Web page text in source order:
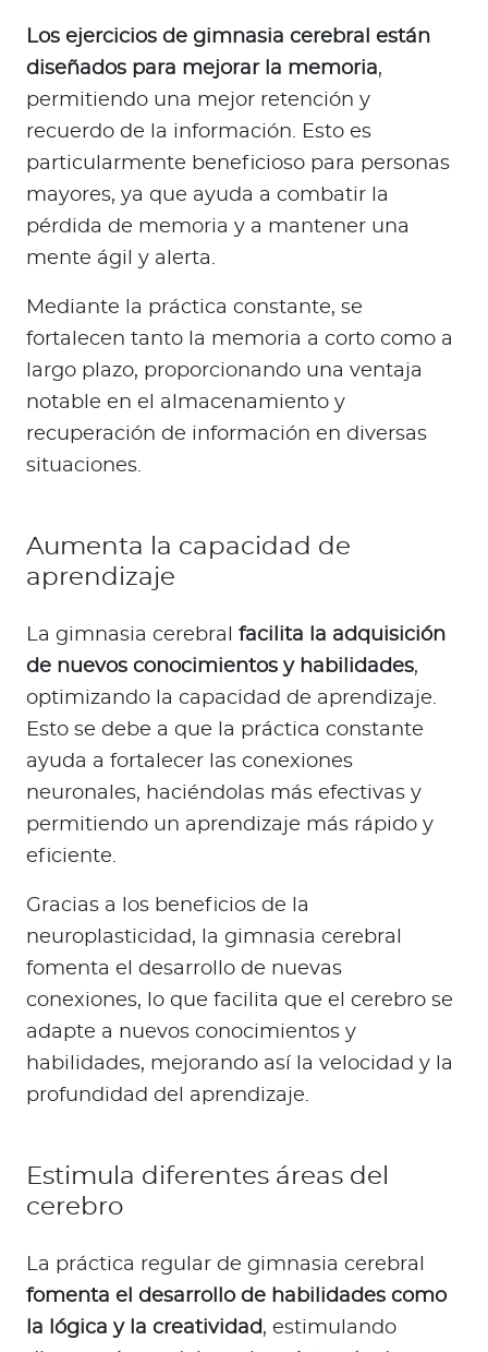
Los ejercicios de gimnasia cerebral están
diseñados para mejorar la memoria,
permitiendo una mejor retención y
recuerdo de la información. Esto es
particularmente beneficioso para personas
mayores, ya que ayuda a combatir la
pérdida de memoria y a mantener una
mente ágil y alerta.
Mediante la práctica constante, se
fortalecen tanto la memoria a corto como a
largo plazo, proporcionando una ventaja
notable en el almacenamiento y
recuperación de información en diversas
situaciones.
Aumenta la capacidad de
aprendizaje
La gimnasia cerebral facilita la adquisición
de nuevos conocimientos y habilidades,
optimizando la capacidad de aprendizaje.
Esto se debe a que la práctica constante
ayuda a fortalecer las conexiones
neuronales, haciéndolas más efectivas y
permitiendo un aprendizaje más rápido y
eficiente.
Gracias a los beneficios de la
neuroplasticidad, la gimnasia cerebral
fomenta el desarrollo de nuevas
conexiones, lo que facilita que el cerebro se
adapte a nuevos conocimientos y
habilidades, mejorando así la velocidad y la
profundidad del aprendizaje.
Estimula diferentes áreas del
cerebro
La práctica regular de gimnasia cerebral
fomenta el desarrollo de habilidades como
la lógica y la creatividad, estimulando